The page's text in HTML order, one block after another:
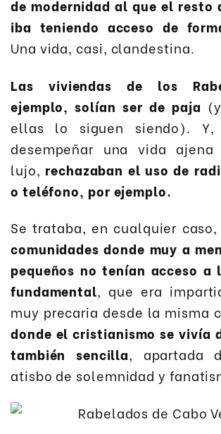
de modernidad al que el resto
iba teniendo acceso de
Una vida, casi, clandestina.
Las viviendas de los
ejemplo, solían ser de paja
ellas lo siguen siendo).
desempeñar una vida
lujo, rechazaban el uso de
o teléfono, por ejemplo.
Se trataba, en cualquier caso,
comunidades donde muy a
pequeños no tenían acceso a
fundamental, que era
muy precaria desde la misma
donde el cristianismo se vivía
también sencilla, apartada
atisbo de solemnidad y